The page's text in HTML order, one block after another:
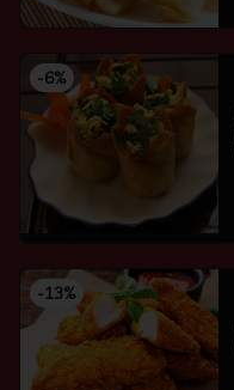
-6%
-13%